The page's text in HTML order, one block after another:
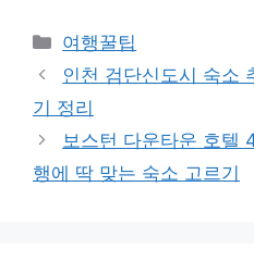
카
테
리
여행꿀팁
인천 검단신도시 숙소
기 정리
보스턴 다운타운 호텔
행에 딱 맞는 숙소 고르기